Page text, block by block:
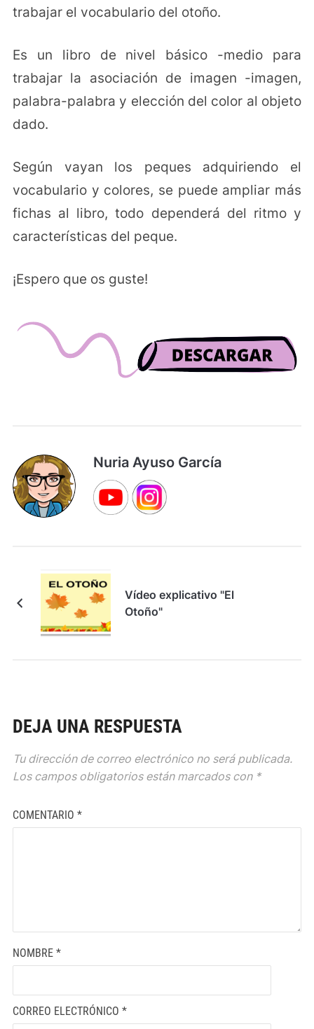
trabajar el vocabulario del otoño.
Es un libro de nivel básico -medio para
trabajar la asociación de imagen -imagen,
palabra-palabra y elección del color al objeto
dado.
Según vayan los peques adquiriendo el
vocabulario y colores, se puede ampliar más
fichas al libro, todo dependerá del ritmo y
características del peque.
¡Espero que os guste!
Nuria Ayuso García
Vídeo explicativo "El
Otoño"
DEJA UNA RESPUESTA
Tu dirección de correo electrónico no será publicada.
Los campos obligatorios están marcados con *
COMENTARIO *
NOMBRE *
CORREO ELECTRÓNICO *